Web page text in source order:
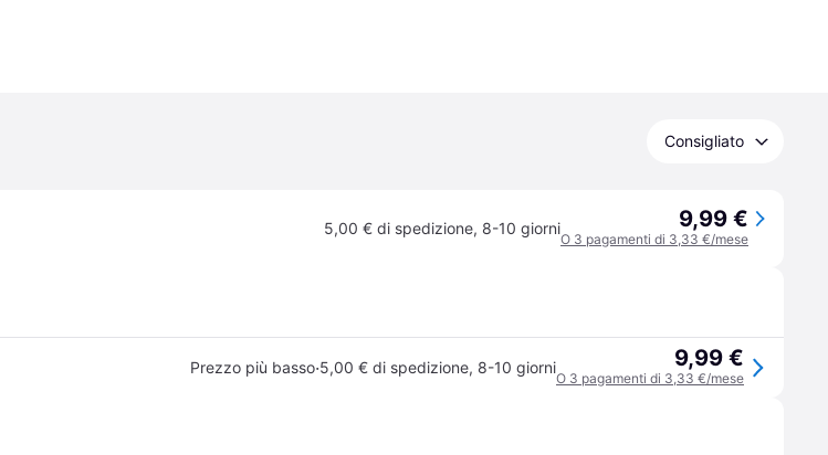
Consigliato
5,00 € di spedizione, 8-10 giorni 9,99 €
O 3 pagamenti di 3,33 €/mese
Prezzo più basso·5,00 € di spedizione, 8-10 giorni 9,99 €
O 3 pagamenti di 3,33 €/mese